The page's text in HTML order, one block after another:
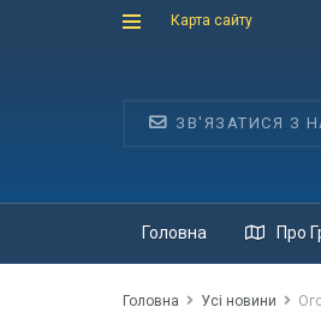
Карта сайту
ЗВ'ЯЗАТИСЯ З
Головна Про
Головна Усі новини